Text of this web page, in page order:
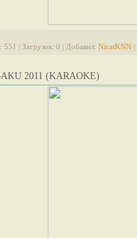
551 | Загрузок: 0 | Добавил: NicatKNN |
2011 (KARAOKE)